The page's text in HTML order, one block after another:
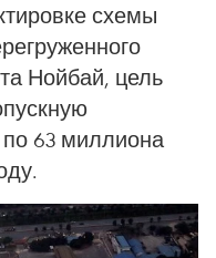
схемы
Нойбай, цель
63 миллиона